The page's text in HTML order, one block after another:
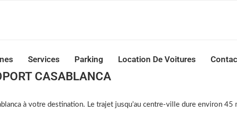
Services Parking Location De Voitures
CASABLANCA
à votre destination. Le trajet jusqu’au centre-ville dure environ 45